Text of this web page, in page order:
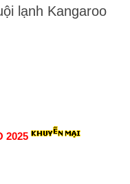
lạnh Kangaroo
2025